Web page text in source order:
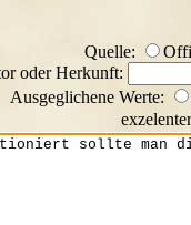
Quelle:
oder Herkunft:
Ausgeglichene Werte: